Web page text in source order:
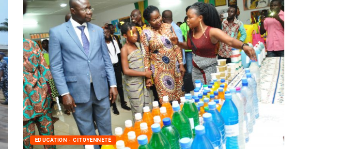
EDUCATION - CITOYENNETÉ